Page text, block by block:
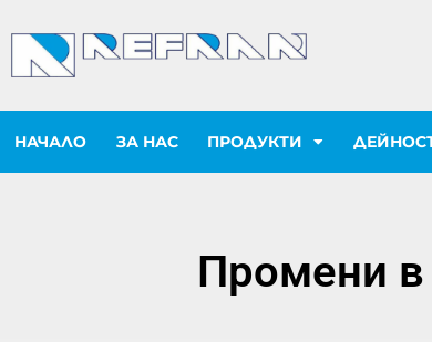
НАЧАЛО ЗА НАС ПРОДУКТИ
Промени